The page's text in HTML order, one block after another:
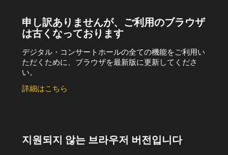
申し訳ありませんが、ご利用のブラウザ
は古くなっております
デジタル・コンサートホールの全ての機能をご利用い
ただくために、ブラウザを最新版に更新してくださ
い。
詳細はこちら
지원되지 않는 브라우저 버전입니다